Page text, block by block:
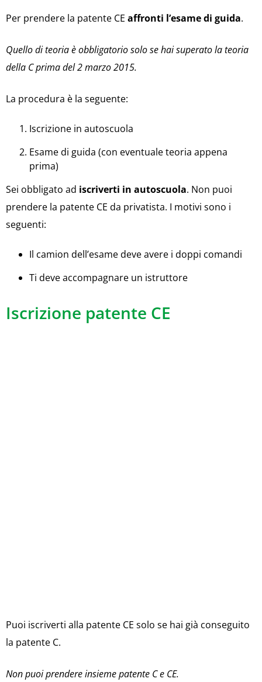
Per prendere la patente CE affronti l’esame di guida.
Quello di teoria è obbligatorio solo se hai superato la teoria
della C prima del 2 marzo 2015.
La procedura è la seguente:
Iscrizione in autoscuola
Esame di guida (con eventuale teoria appena
prima)
Sei obbligato ad iscriverti in autoscuola. Non puoi
prendere la patente CE da privatista. I motivi sono i
seguenti:
Il camion dell’esame deve avere i doppi comandi
Ti deve accompagnare un istruttore
Iscrizione patente CE
Puoi iscriverti alla patente CE solo se hai già conseguito
la patente C.
Non puoi prendere insieme patente C e CE.